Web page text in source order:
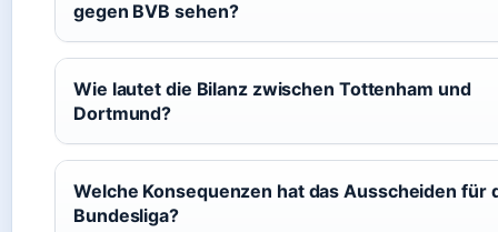
gegen BVB sehen?
Wie lautet die Bilanz zwischen Tottenham und
Dortmund?
Welche Konsequenzen hat das Ausscheiden für
Bundesliga?